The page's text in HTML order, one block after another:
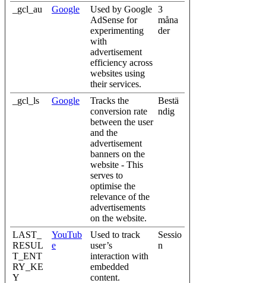
_gcl_au Google
Used by Google
AdSense for
experimenting
with
advertisement
efficiency across
websites using
their services.
3
måna
der
_gcl_ls Google
Tracks the
conversion rate
between the user
and the
advertisement
banners on the
website - This
serves to
optimise the
relevance of the
advertisements
on the website.
Bestä
ndig
LAST_
RESUL
T_ENT
RY_KE
Y
YouTub
e
Used to track
user’s
interaction with
embedded
content.
Sessio
n